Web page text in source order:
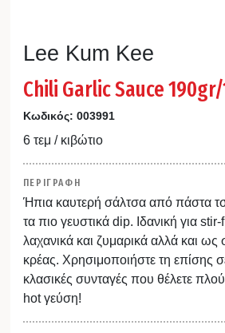
Lee Kum Kee
Chili Garlic Sauce
Κωδικός: 003991
6 τεμ / κιβώτιο
ΠΕΡΙΓΡΑΦΗ
Ήπια καυτερή σάλτσα από πάστα
τα πιο γευστικά dip. Ιδανική για
λαχανικά και ζυμαρικά αλλά και ως
κρέας. Χρησιμοποιήστε τη επίσης
κλασικές συνταγές που θέλετε
hot γεύση!